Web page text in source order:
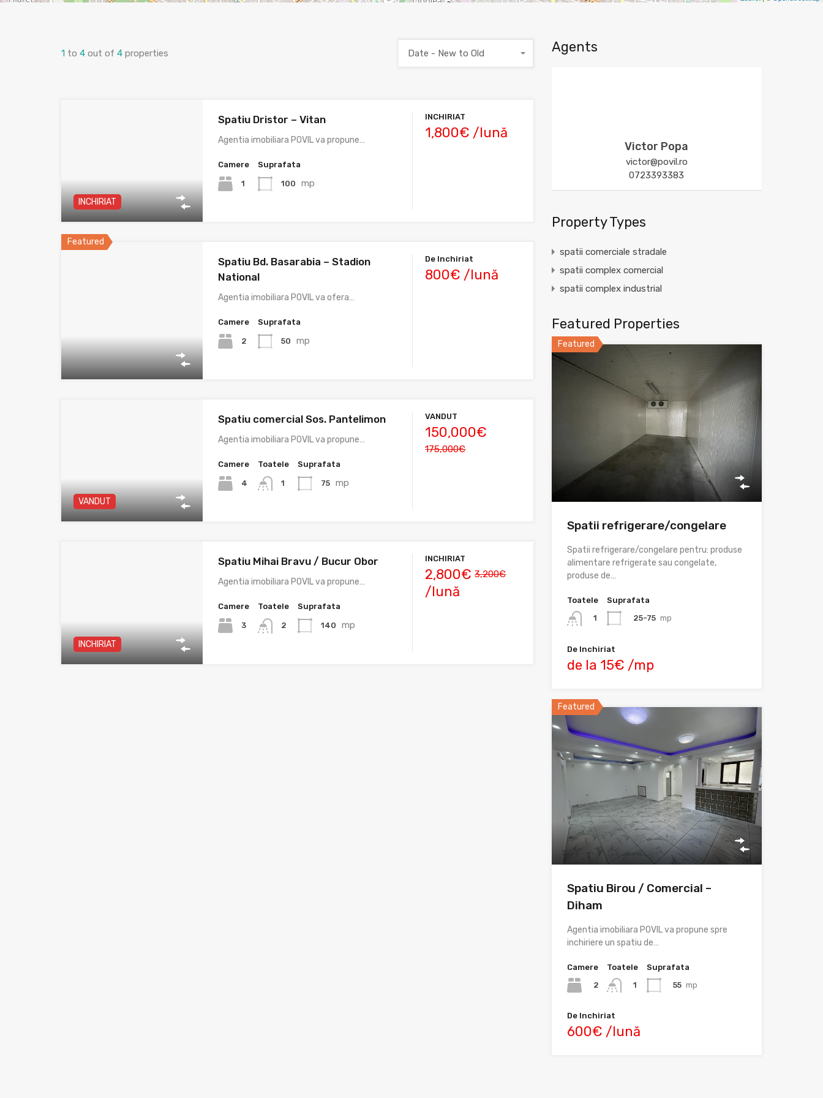
1 to 4 out of 4 properties Date - New to Old
INCHIRIAT
Spatiu Dristor – Vitan
Agentia imobiliara POVIL va propune…
Camere
1
Suprafata
100 mp
INCHIRIAT
1,800€ /lună
Featured
Spatiu Bd. Basarabia – Stadion
National
Agentia imobiliara POVIL va ofera…
Camere
2
Suprafata
50 mp
De Inchiriat
800€ /lună
VANDUT
Spatiu comercial Sos. Pantelimon
Agentia imobiliara POVIL va propune…
Camere
4
Toatele
1
Suprafata
75 mp
VANDUT
150,000€
175,000€
INCHIRIAT
Spatiu Mihai Bravu / Bucur Obor
Agentia imobiliara POVIL va propune…
Camere
3
Toatele
2
Suprafata
140 mp
INCHIRIAT
2,800€ 3,200€
/lună
Agents
Victor Popa
victor@povil.ro
0723393383
Property Types
spatii comerciale stradale
spatii complex comercial
spatii complex industrial
Featured Properties
Featured
Spatii refrigerare/congelare
Spatii refrigerare/congelare pentru: produse
alimentare refrigerate sau congelate,
produse de…
Toatele
1
Suprafata
25-75 mp
De Inchiriat
de la 15€ /mp
Featured
Spatiu Birou / Comercial –
Diham
Agentia imobiliara POVIL va propune spre
inchiriere un spatiu de…
Camere
2
Toatele
1
Suprafata
55 mp
De Inchiriat
600€ /lună